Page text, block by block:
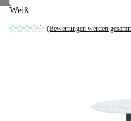
Weiß
(Bewertungen werden